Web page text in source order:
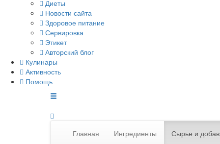
Диеты
Новости сайта
Здоровое питание
Сервировка
Этикет
Авторский блог
Кулинары
Активность
Помощь
Главная Ингредиенты Сырье и